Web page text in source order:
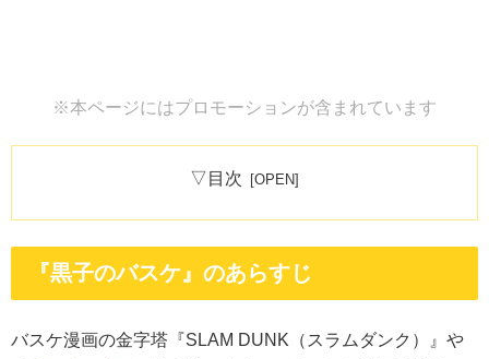
※本ページにはプロモーションが含まれています
▽目次
『黒子のバスケ』のあらすじ
バスケ漫画の金字塔『SLAM DUNK（スラムダンク）』や